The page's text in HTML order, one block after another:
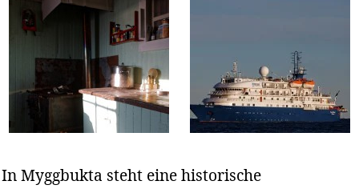
In Myggbukta steht eine historische